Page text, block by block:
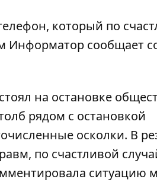
который по
Информатор сообщает
на остановке
рядом с остановкой
осколки. В
по счастливой
ситуацию